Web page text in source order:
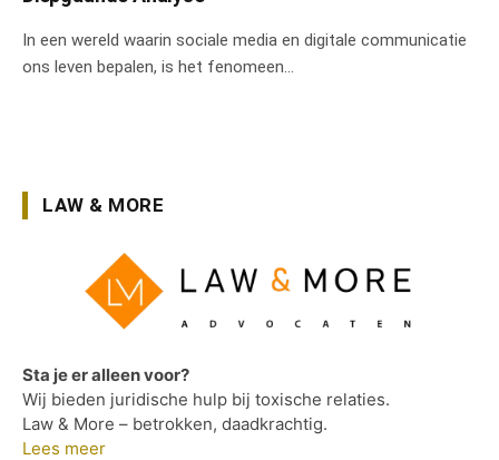
In een wereld waarin sociale media en digitale communicatie
ons leven bepalen, is het fenomeen…
LAW & MORE
Sta je er alleen voor?
Wij bieden juridische hulp bij toxische relaties.
Law & More – betrokken, daadkrachtig.
Lees meer